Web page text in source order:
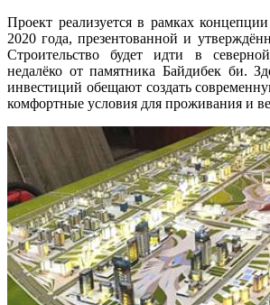
Проект реализуется в рамках
2020 года, презентованной и
Строительство будет идти в
недалёко от памятника Байдибек би.
инвестиций обещают создать
комфортные условия для проживания и